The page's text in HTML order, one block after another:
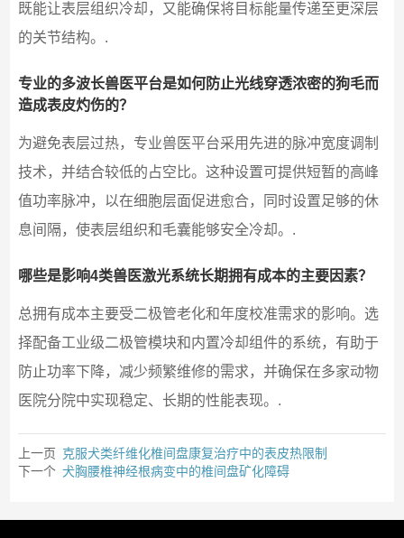
既能让表层组织冷却，又能确保将目标能量传递至更深层
的关节结构。.
专业的多波长兽医平台是如何防止光线穿透浓密的狗毛而
造成表皮灼伤的？
为避免表层过热，专业兽医平台采用先进的脉冲宽度调制
技术，并结合较低的占空比。这种设置可提供短暂的高峰
值功率脉冲，以在细胞层面促进愈合，同时设置足够的休
息间隔，使表层组织和毛囊能够安全冷却。.
哪些是影响4类兽医激光系统长期拥有成本的主要因素？
总拥有成本主要受二极管老化和年度校准需求的影响。选
择配备工业级二极管模块和内置冷却组件的系统，有助于
防止功率下降，减少频繁维修的需求，并确保在多家动物
医院分院中实现稳定、长期的性能表现。.
上一页 克服犬类纤维化椎间盘康复治疗中的表皮热限制
下一个 犬胸腰椎神经根病变中的椎间盘矿化障碍